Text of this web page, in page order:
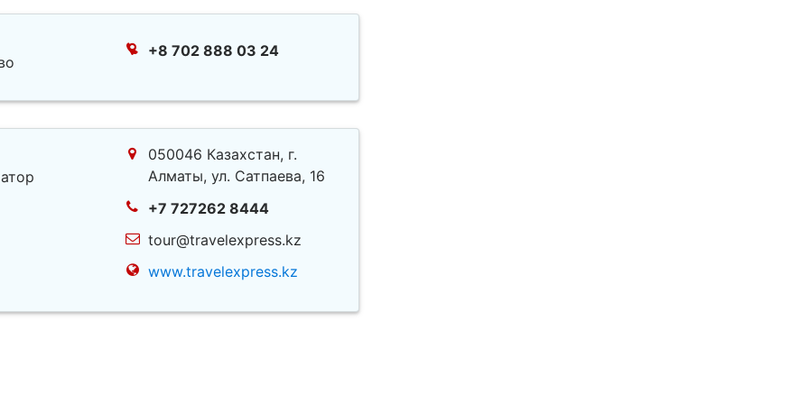
+8 702 888 03 24
050046 Казахстан, г.
Алматы, ул. Сатпаева, 16
+7 727262 8444
tour@travelexpress.kz
www.travelexpress.kz